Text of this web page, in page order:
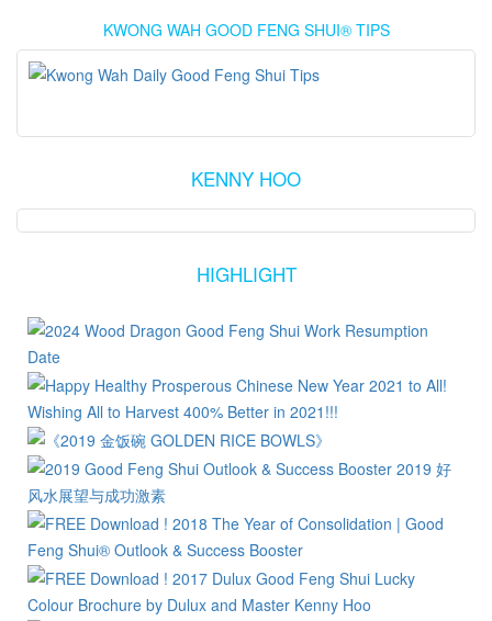
KWONG WAH GOOD FENG SHUI® TIPS
KENNY HOO
HIGHLIGHT